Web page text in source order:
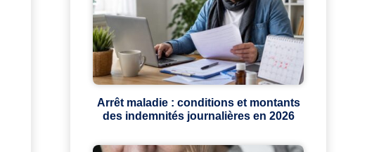
Arrêt maladie : conditions et montants
des indemnités journalières en 2026